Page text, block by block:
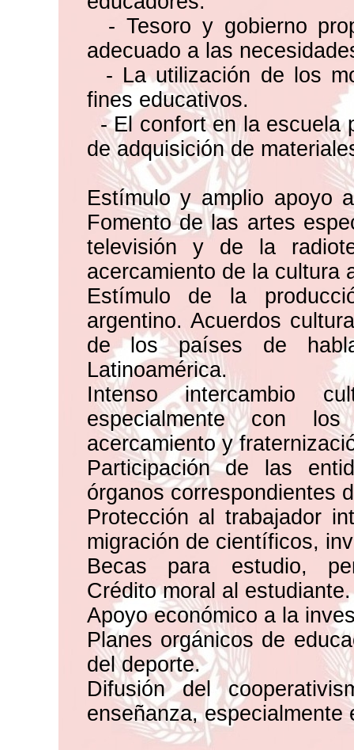
- Tesoro y gobierno
adecuado a las
- La utilización de los
fines educativos.
- El confort en la escuela
de adquisición de
Estímulo y amplio apoyo
Fomento de las artes
televisión y de la
acercamiento de la cultura
Estímulo de la
argentino. Acuerdos
de los países de
Latinoamérica.
Intenso intercambio
especialmente con
acercamiento y
Participación de las
órganos correspondientes
Protección al trabajador
migración de científicos,
Becas para estudio,
Crédito moral al estudiante.
Apoyo económico a la
Planes orgánicos de
del deporte.
Difusión del
enseñanza, especialmente